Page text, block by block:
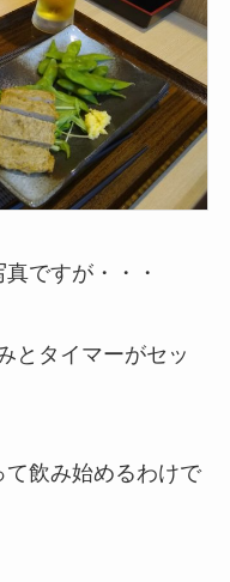
ですが・・・
とタイマーがセッ
飲み始めるわけで